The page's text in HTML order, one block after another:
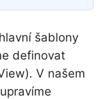
šablony
definovat
V našem
upravíme